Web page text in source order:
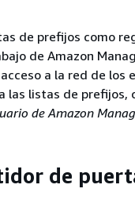
de prefijos como
de Amazon
a la red de los
las listas de prefijos,
de Amazon
de